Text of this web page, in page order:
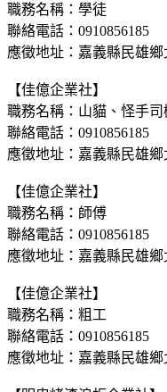
職務名稱：學徒
聯絡電話：0910856185
應徵地址：嘉義縣民雄
【佳億企業社】
職務名稱：山貓、怪手司
聯絡電話：0910856185
應徵地址：嘉義縣民雄
【佳億企業社】
職務名稱：師傅
聯絡電話：0910856185
應徵地址：嘉義縣民雄
【佳億企業社】
職務名稱：粗工
聯絡電話：0910856185
應徵地址：嘉義縣民雄